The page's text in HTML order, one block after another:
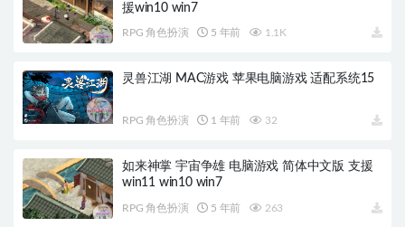
援win10 win7
RPG 角色扮演 5 年前 1.1K
灵兽江湖 MAC游戏 苹果电脑游戏 适配系统15
RPG 角色扮演 1 年前 32
如来神掌 宇宙争雄 电脑游戏 简体中文版 支援
win11 win10 win7
RPG 角色扮演 5 年前 263